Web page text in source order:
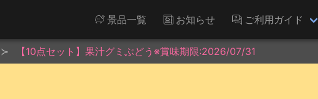
景品一覧 お知らせ ご利用ガイド
【10点セット】果汁グミぶどう※賞味期限:2026/07/31